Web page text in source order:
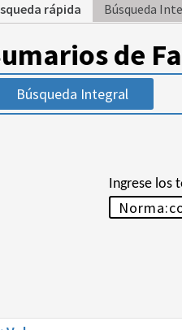
rápida Búsqueda
de
Búsqueda Integral
Ingrese los